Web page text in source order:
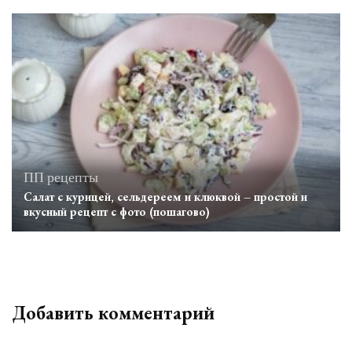
ПП рецепты
Салат с курицей, сельдереем и клюквой – простой и
вкусный рецепт с фото (пошагово)
Добавить комментарий